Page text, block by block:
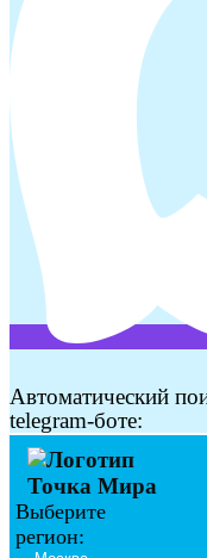
Автоматический
telegram-боте:
Выберите
регион: